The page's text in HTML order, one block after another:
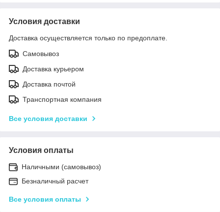
Условия доставки
Доставка осуществляется только по предоплате.
Самовывоз
Доставка курьером
Доставка почтой
Транспортная компания
Все условия доставки
Условия оплаты
Наличными (самовывоз)
Безналичный расчет
Все условия оплаты